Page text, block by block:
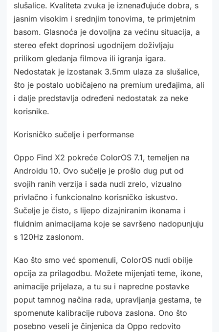
slušalice. Kvaliteta zvuka je iznenađujuće dobra, s
jasnim visokim i srednjim tonovima, te primjetnim
basom. Glasnoća je dovoljna za većinu situacija, a
stereo efekt doprinosi ugodnijem doživljaju
prilikom gledanja filmova ili igranja igara.
Nedostatak je izostanak 3.5mm ulaza za slušalice,
što je postalo uobičajeno na premium uređajima, ali
i dalje predstavlja određeni nedostatak za neke
korisnike.
Korisničko sučelje i performanse
Oppo Find X2 pokreće ColorOS 7.1, temeljen na
Androidu 10. Ovo sučelje je prošlo dug put od
svojih ranih verzija i sada nudi zrelo, vizualno
privlačno i funkcionalno korisničko iskustvo.
Sučelje je čisto, s lijepo dizajniranim ikonama i
fluidnim animacijama koje se savršeno nadopunjuju
s 120Hz zaslonom.
Kao što smo već spomenuli, ColorOS nudi obilje
opcija za prilagodbu. Možete mijenjati teme, ikone,
animacije prijelaza, a tu su i napredne postavke
poput tamnog načina rada, upravljanja gestama, te
spomenute kalibracije rubova zaslona. Ono što
posebno veseli je činjenica da Oppo redovito